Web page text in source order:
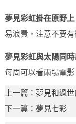
夢見彩虹掛在原野上
易浪費，注意不要
夢見彩虹與太陽同
每周可以看兩場電影
上一篇： 夢見和過
下一篇： 夢見七彩